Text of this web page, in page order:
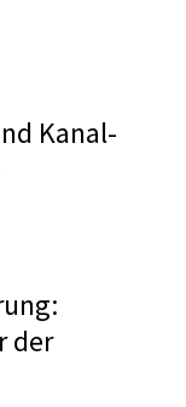
Kanal-
der